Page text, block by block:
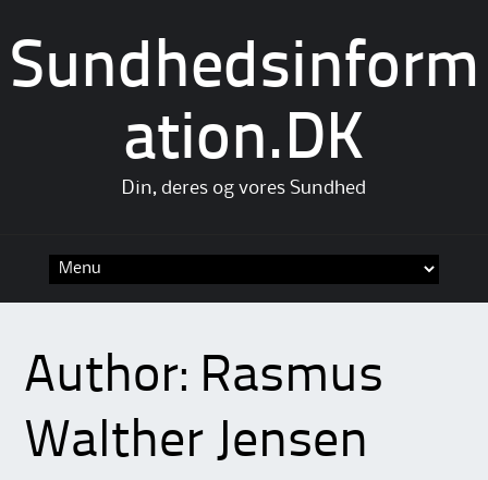
Sundhedsinform
ation.DK
Din, deres og vores Sundhed
Author: Rasmus
Walther Jensen